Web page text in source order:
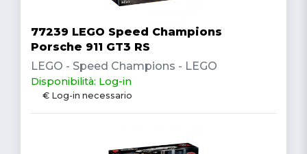
77239 LEGO Speed Champions
Porsche 911 GT3 RS
LEGO - Speed Champions - LEGO
Disponibilità: Log-in
€ Log-in necessario